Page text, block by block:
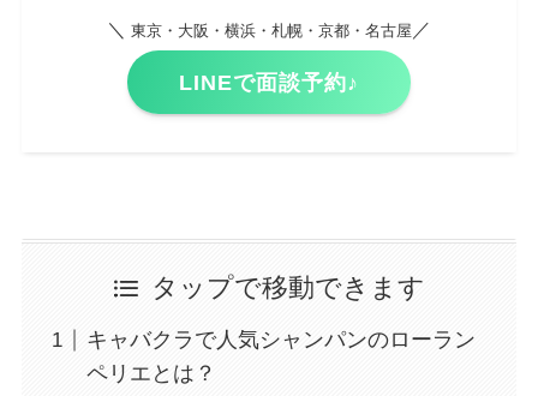
＼ 東京・大阪・横浜・札幌・京都・名古屋 ／
LINEで面談予約♪
タップで移動できます
キャバクラで人気シャンパンのローラン
ペリエとは？